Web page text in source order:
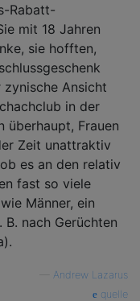
Rabatt-
mit 18 Jahren
sie hofften,
zynische Ansicht
in der
überhaupt, Frauen
Zeit unattraktiv
es an den relativ
fast so viele
Männer, ein
nach Gerüchten
Andrew Lazarus
quelle